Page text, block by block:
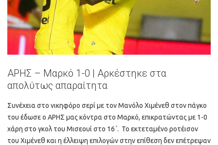
ΑΡΗΣ – Μαρκό 1-0 | Αρκέστηκε στα
απολύτως απαραίτητα
Συνέχεια στο νικηφόρο σερί με τον Μανόλο Χιμένεθ στον πάγκο
του έδωσε ο ΑΡΗΣ μας κόντρα στο Μαρκό, επικρατώντας με 1-0
χάρη στο γκολ του Μισεουί στο 16΄. Το εκτεταμένο ροτέισον
του Χιμένεθ και η έλλειψη επιλογών στην επίθεση δεν επέτρεψαν